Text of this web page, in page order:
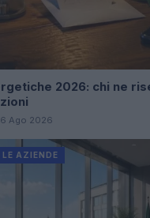
2026: chi ne
6 Ago 2026
LE AZIENDE